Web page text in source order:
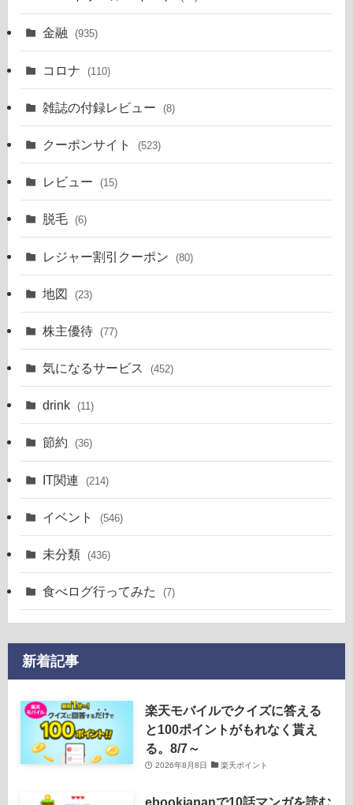
金融 (935)
コロナ (110)
雑誌の付録レビュー (8)
クーポンサイト (523)
レビュー (15)
脱毛 (6)
レジャー割引クーポン (80)
地図 (23)
株主優待 (77)
気になるサービス (452)
drink (11)
節約 (36)
IT関連 (214)
イベント (546)
未分類 (436)
食べログ行ってみた (7)
新着記事
楽天モバイルでクイズに答える
と100ポイントがもれなく貰え
る。8/7～
2026年8月8日 楽天ポイント